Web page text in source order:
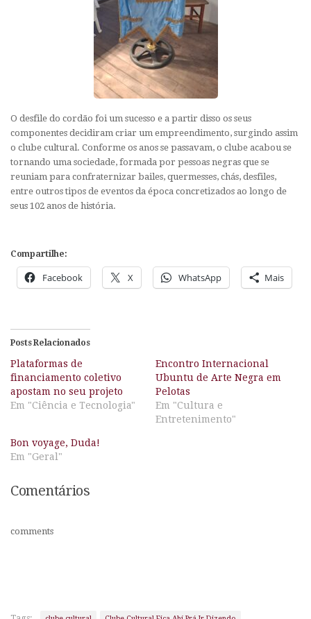
O desfile do cordão foi um sucesso e a partir disso os seus
componentes decidiram criar um empreendimento, surgindo assim
o clube cultural. Conforme os anos se passavam, o clube acabou se
tornando uma sociedade, formada por pessoas negras que se
reuniam para confraternizar bailes, quermesses, chás, desfiles,
entre outros tipos de eventos da época concretizados ao longo de
seus 102 anos de história.
Compartilhe:
Facebook X WhatsApp Mais
Posts Relacionados
Plataformas de
financiamento coletivo
apostam no seu projeto
Em "Ciência e Tecnologia"
Encontro Internacional
Ubuntu de Arte Negra em
Pelotas
Em "Cultura e
Entretenimento"
Bon voyage, Duda!
Em "Geral"
Comentários
comments